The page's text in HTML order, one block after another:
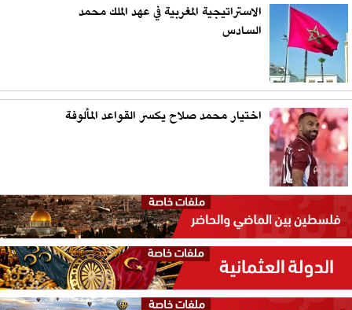
الاستراتيجية المغربية في عهد الملك محمد
السادس
اختيار محمد صلاح يكسر القواعد المألوفة